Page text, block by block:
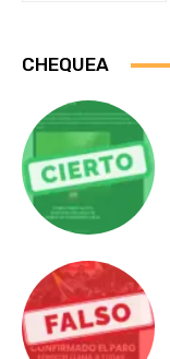
CHEQUEA